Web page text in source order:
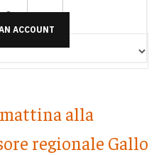
ACCOUNT
alla
regionale Gallo